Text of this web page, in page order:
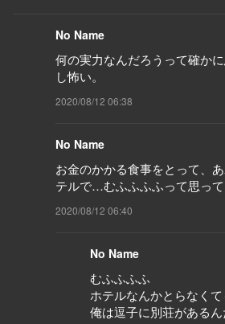
No Name
何の実力なんだろうって確か
し怖い。
2020/08/12 06:38
No Name
お金のかかる食事をとって、
テルで…むふふふふって思っ
2020/08/12 06:40
No Name
むふふふふ
ホテルなんかとらなくて
俺は逗子に別荘がある